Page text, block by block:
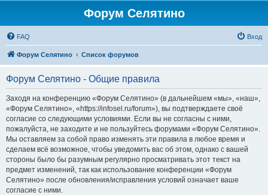
Форум Селятино
FAQ Вход
Форум Селятино Список форумов
Форум Селятино - Общие правила
Заходя на конференцию «Форум Селятино» (в дальнейшем «мы», «наш»,
«Форум Селятино», «https://infosel.ru/forum»), вы подтверждаете своё
согласие со следующими условиями. Если вы не согласны с ними,
пожалуйста, не заходите и не пользуйтесь форумами «Форум Селятино».
Мы оставляем за собой право изменять эти правила в любое время и
сделаем всё возможное, чтобы уведомить вас об этом, однако с вашей
стороны было бы разумным регулярно просматривать этот текст на
предмет изменений, так как использование конференции «Форум
Селятино» после обновления/исправления условий означает ваше
согласие с ними.